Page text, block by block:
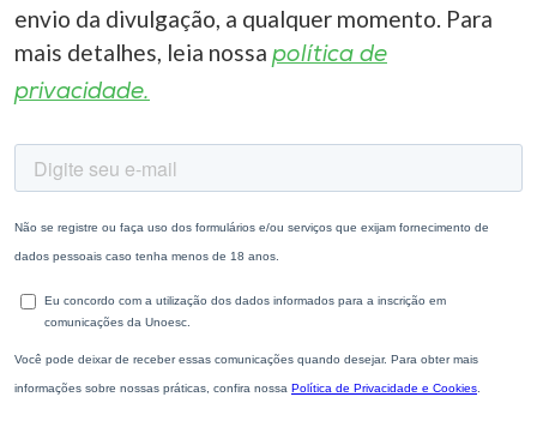
envio da divulgação, a qualquer momento. Para
mais detalhes, leia nossa política de
privacidade.